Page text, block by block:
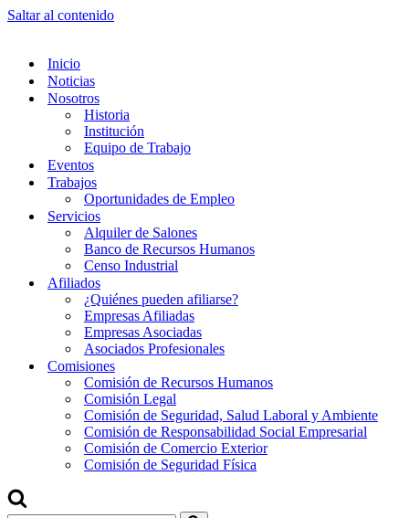
Saltar al contenido
Inicio
Noticias
Nosotros
Historia
Institución
Equipo de Trabajo
Eventos
Trabajos
Oportunidades de Empleo
Servicios
Alquiler de Salones
Banco de Recursos Humanos
Censo Industrial
Afiliados
¿Quiénes pueden afiliarse?
Empresas Afiliadas
Empresas Asociadas
Asociados Profesionales
Comisiones
Comisión de Recursos Humanos
Comisión Legal
Comisión de Seguridad, Salud Laboral y Ambiente
Comisión de Responsabilidad Social Empresarial
Comisión de Comercio Exterior
Comisión de Seguridad Física